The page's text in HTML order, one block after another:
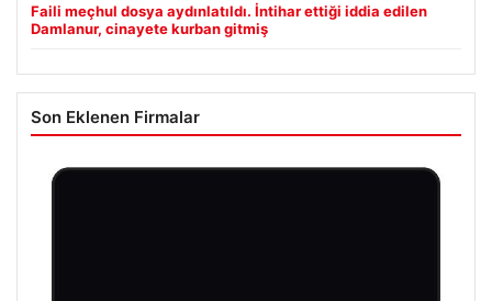
Faili meçhul dosya aydınlatıldı. İntihar ettiği iddia edilen
Damlanur, cinayete kurban gitmiş
Son Eklenen Firmalar